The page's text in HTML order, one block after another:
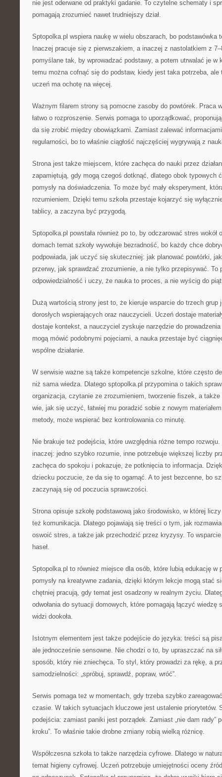
nie jest oderwane od praktyki gadanie. To czytelne schematy i
pomagają zrozumieć nawet trudniejszy dział.
Sptopolka.pl wspiera naukę w wielu obszarach, bo podstawówka
Inaczej pracuje się z pierwszakiem, a inaczej z nastolatkiem z
pomyślane tak, by wprowadzać podstawy, a potem utrwalać je w
temu można cofnąć się do podstaw, kiedy jest taka potrzeba,
uczeń ma ochotę na więcej.
Ważnym filarem strony są pomocne zasoby do powtórek. Praca
łatwo o rozproszenie. Serwis pomaga to uporządkować,
da się zrobić między obowiązkami. Zamiast zalewać
regularności, bo to właśnie ciągłość najczęściej wygrywają z
Strona jest także miejscem, które zachęca do nauki przez
zapamiętują, gdy mogą czegoś dotknąć, dlatego obok typowych
pomysły na doświadczenia. To może być mały eksperyment,
rozumieniem. Dzięki temu szkoła przestaje kojarzyć się
tablicy, a zaczyna być przygodą.
Sptopolka.pl powstała również po to, by odczarować stres wokół
domach temat szkoły wywołuje bezradność, bo każdy chce
podpowiada, jak uczyć się skuteczniej: jak planować powtórki,
przerwy, jak sprawdzać zrozumienie, a nie tylko przepisywać. To
odpowiedzialność i uczy, że nauka to proces, a nie wyścig do
Dużą wartością strony jest to, że kieruje wsparcie do trzech grup
dorosłych wspierających oraz nauczycieli. Uczeń dostaje
dostaje kontekst, a nauczyciel zyskuje narzędzie do
mogą mówić podobnymi pojęciami, a nauka przestaje być
wspólne działanie.
W serwisie ważne są także kompetencje szkolne, które często
niż sama wiedza. Dlatego sptopolka.pl przypomina o takich
organizacja, czytanie ze zrozumieniem, tworzenie fiszek, a
wie, jak się uczyć, łatwiej mu poradzić sobie z nowym
metody, może wspierać bez kontrolowania co minutę.
Nie brakuje też podejścia, które uwzględnia różne tempo
inaczej: jedno szybko rozumie, inne potrzebuje większej liczby
zachęca do spokoju i pokazuje, że potknięcia to informacja.
dziecku poczucie, że da się to ogarnąć. A to jest bezcenne, bo
zaczynają się od poczucia sprawczości.
Strona opisuje szkołę podstawową jako środowisko, w której
też komunikacja. Dlatego pojawiają się treści o tym, jak
oswoić stres, a także jak przechodzić przez kryzysy. To
haseł.
Sptopolka.pl to również miejsce dla osób, które lubią edukację w
pomysły na kreatywne zadania, dzięki którym lekcje mogą stać
chętniej pracują, gdy temat jest osadzony w realnym życiu.
odwołania do sytuacji domowych, które pomagają łączyć
widzi dookoła.
Istotnym elementem jest także podejście do języka: treści są
ale jednocześnie sensowne. Nie chodzi o to, by upraszczać na
sposób, który nie zniechęca. To styl, który prowadzi za rękę, a
samodzielności: „spróbuj, sprawdź, popraw, wróć”.
Serwis pomaga też w momentach, gdy trzeba szybko
czasie. W takich sytuacjach kluczowe jest ustalenie priorytetów.
podejścia: zamiast paniki jest porządek. Zamiast „nie dam rady”
kroku”. To właśnie takie drobne zmiany robią wielką różnicę.
Współczesna szkoła to także narzędzia cyfrowe. Dlatego w
temat higieny cyfrowej. Uczeń potrzebuje umiejętności oceny